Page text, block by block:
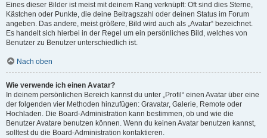
Eines dieser Bilder ist meist mit deinem Rang verknüpft: Oft sind dies Sterne,
Kästchen oder Punkte, die deine Beitragszahl oder deinen Status im Forum
angeben. Das andere, meist größere, Bild wird auch als „Avatar“ bezeichnet.
Es handelt sich hierbei in der Regel um ein persönliches Bild, welches von
Benutzer zu Benutzer unterschiedlich ist.
Nach oben
Wie verwende ich einen Avatar?
In deinem persönlichen Bereich kannst du unter „Profil“ einen Avatar über eine
der folgenden vier Methoden hinzufügen: Gravatar, Galerie, Remote oder
Hochladen. Die Board-Administration kann bestimmen, ob und wie die
Benutzer Avatare benutzen können. Wenn du keinen Avatar benutzen kannst,
solltest du die Board-Administration kontaktieren.